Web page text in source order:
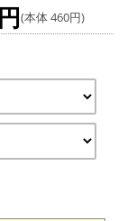
(本体 460円)